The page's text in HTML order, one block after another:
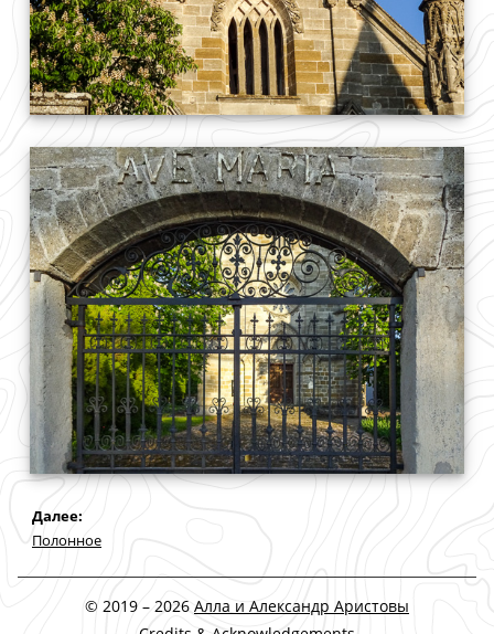
Дaлее:
Полонное
© 2019 – 2026 Алла и Александр Аристовы